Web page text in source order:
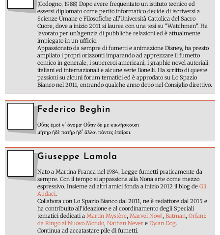
(Codogno, 1988) Dopo avere frequentato un istituto tecnico ed
essersi diplomato come perito informatico decide di iscriversi a
Scienze Umane e Filosofiche all'Università Cattolica del Sacro
Cuore, dove a inizio 2011 si laurea con una tesi su "Watchmen". Ha
lavorato per un'agenzia di pubbliche relazioni ed è attualmente
impiegato in un ufficio.
Appassionato da sempre di fumetti e animazione Disney, ha presto
ampliato i propri orizzonti imparando ad apprezzare il fumetto
comico in generale, i supereroi americani, i graphic novel autoriali
italiani ed internazionali e alcune serie Bonelli. Ha scritto di queste
passioni su alcuni forum tematici ed è approdato su Lo Spazio
Bianco nel 2011, entrando qualche anno dopo nel Consiglio direttivo.
Federico Beghin
Οὖτις ἐμοί γ' ὄνομα· Οὖτιν δέ με κικλήσκουσι
μήτηρ ἠδὲ πατὴρ ἠδ' ἄλλοι πάντες ἑταῖροι.
Giuseppe Lamola
Nato a Martina Franca nel 1984, Legge fumetti praticamente da
sempre. Con il tempo si appassiona alla Nona arte come mezzo
espressivo. Insieme ad altri amici fonda a inizio 2012 il blog de Gli
Audaci.
Collabora con Lo Spazio Bianco dal 2011, ne è redattore dal 2015 e
ha contribuito all'ideazione e al coordinamento degli Speciali
tematici dedicati a Martin Mystère, Marvel Now!, Batman, Orfani:
da Ringo al Nuovo Mondo, Nathan Never e Dylan Dog.
Continua ad accatastare pile di fumetti.